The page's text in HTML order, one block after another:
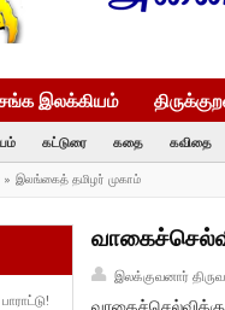
இலக்கியம்
கட்டுரை கதை கவிதை
» இலங்கைத் தமிழர் முகாம்
இலக்குவனார்